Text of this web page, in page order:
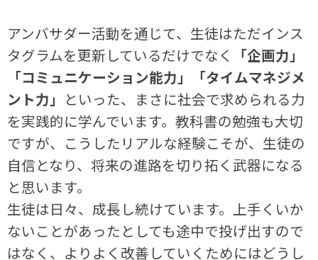
アンバサダー活動を通じて、生徒はただインス
タグラムを更新しているだけでなく
「企画力」
「コミュニケーション能力」「タイムマネジメ
ント力」 といった、まさに社会で求められる力
を実践的に学んでいます。教科書の勉強も大切
ですが、こうしたリアルな経験こそが、生徒の
自信となり、将来の進路を切り拓く武器になる
と思います。
生徒は日々、成長し続けています。上手くいか
ないことがあったとしても途中で投げ出すので
はなく、よりよく改善していくためにはどうし